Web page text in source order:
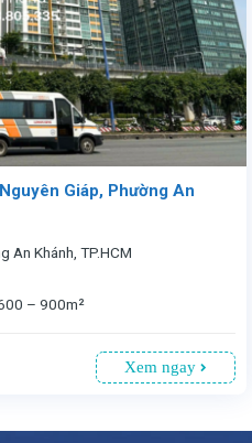
Giáp, Phường An
An Khánh, TP.HCM
– 900m²
Xem ngay